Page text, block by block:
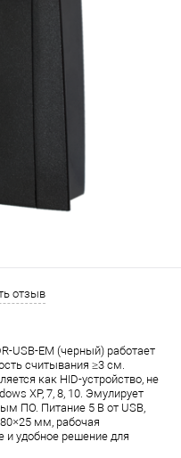
отзыв
USB-EM (черный) работает
считывания ≥3 см.
как HID-устройство, не
XP, 7, 8, 10. Эмулирует
ПО. Питание 5 В от USB,
мм, рабочая
и удобное решение для